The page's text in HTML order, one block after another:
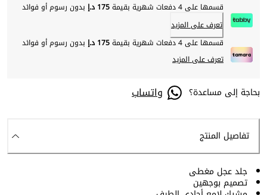
قسمها على 4 دفعات شهرية بقيمة 175 د.إ
بدون رسوم أو فوائد
تعرف على المزيد
قسمها على 4 دفعات شهرية بقيمة
175 د.إ
بدون رسوم أو فوائد
تعرف على المزيد
بحاجة إلى مساعدة؟ واتساب
تفاصيل المنتج
جلد عجل مغطى
تصميم بوجهين